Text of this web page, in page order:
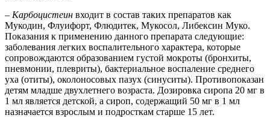
– Карбоцистеин входит в состав таких препаратов как
Мукодин, Флуифорт, Флюдитек, Мукосол, Либексин Муко.
Показания к применению данного препарата следующие:
заболевания легких воспалительного характера, которые
сопровождаются образованием густой мокроты (бронхиты,
пневмонии, плевриты), бактериальное воспаление среднего
уха (отиты), околоносовых пазух (синуситы). Противопоказан
детям младше двухлетнего возраста. Дозировка сиропа 20 мг в
1 мл является детской, а сироп, содержащий 50 мг в 1 мл
назначается взрослым и подросткам старше 15 лет.